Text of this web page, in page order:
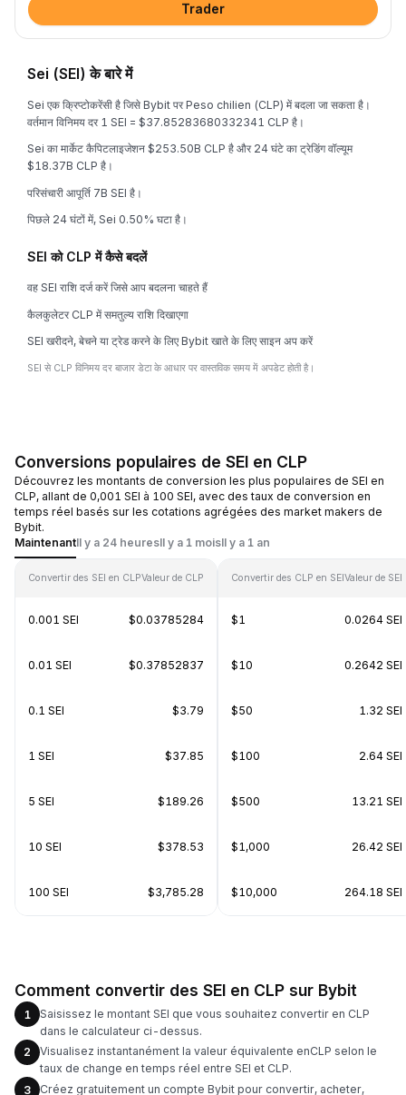
Trader
Sei (SEI) के बारे में
Sei एक क्रिप्टोकरेंसी है जिसे Bybit पर Peso chilien (CLP) में बदला जा सकता है।
वर्तमान विनिमय दर 1 SEI = $37.85283680332341 CLP है।
Sei का मार्केट कैपिटलाइजेशन $253.50B CLP है और 24 घंटे का ट्रेडिंग वॉल्यूम
$18.37B CLP है।
परिसंचारी आपूर्ति 7B SEI है।
पिछले 24 घंटों में, Sei 0.50% घटा है।
SEI को CLP में कैसे बदलें
वह SEI राशि दर्ज करें जिसे आप बदलना चाहते हैं
कैलकुलेटर CLP में समतुल्य राशि दिखाएगा
SEI खरीदने, बेचने या ट्रेड करने के लिए Bybit खाते के लिए साइन अप करें
SEI से CLP विनिमय दर बाजार डेटा के आधार पर वास्तविक समय में अपडेट होती है।
Conversions populaires de SEI en CLP
Découvrez les montants de conversion les plus populaires de SEI en
CLP, allant de 0,001 SEI à 100 SEI, avec des taux de conversion en
temps réel basés sur les cotations agrégées des market makers de
Bybit.
MaintenantIl y a 24 heuresIl y a 1 moisIl y a 1 an
Convertir des SEI en CLPValeur de CLP
0.001 SEI $0.03785284
0.01 SEI $0.37852837
0.1 SEI $3.79
1 SEI $37.85
5 SEI $189.26
10 SEI $378.53
100 SEI $3,785.28
Convertir des CLP en SEIValeur de SEI
$1 0.0264 SEI
$10 0.2642 SEI
$50 1.32 SEI
$100 2.64 SEI
$500 13.21 SEI
$1,000 26.42 SEI
$10,000 264.18 SEI
Comment convertir des SEI en CLP sur Bybit
1
Saisissez le montant SEI que vous souhaitez convertir en CLP
dans le calculateur ci-dessus.
2
Visualisez instantanément la valeur équivalente enCLP selon le
taux de change en temps réel entre SEI et CLP.
3
Créez gratuitement un compte Bybit pour convertir, acheter,